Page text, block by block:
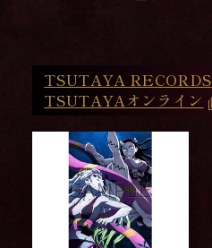
TSUTAYA RECORDS
TSUTAYAオンライン